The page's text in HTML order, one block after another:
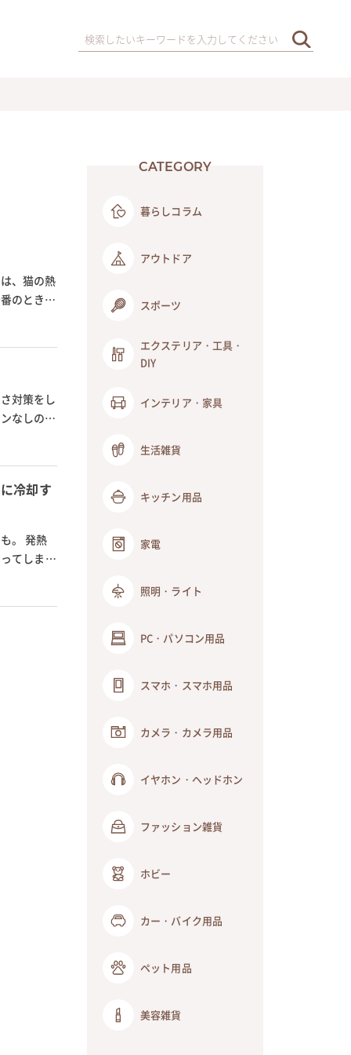
、猫の熱
のときに
対策をし
なしの暑
冷却す
。 発熱
てしまう
CATEGORY
暮らしコラム
アウトドア
スポーツ
エクステリア・工具・
DIY
インテリア・家具
生活雑貨
キッチン用品
家電
照明・ライト
PC・パソコン用品
スマホ・スマホ用品
カメラ・カメラ用品
イヤホン・ヘッドホン
ファッション雑貨
ホビー
カー・バイク用品
ペット用品
美容雑貨